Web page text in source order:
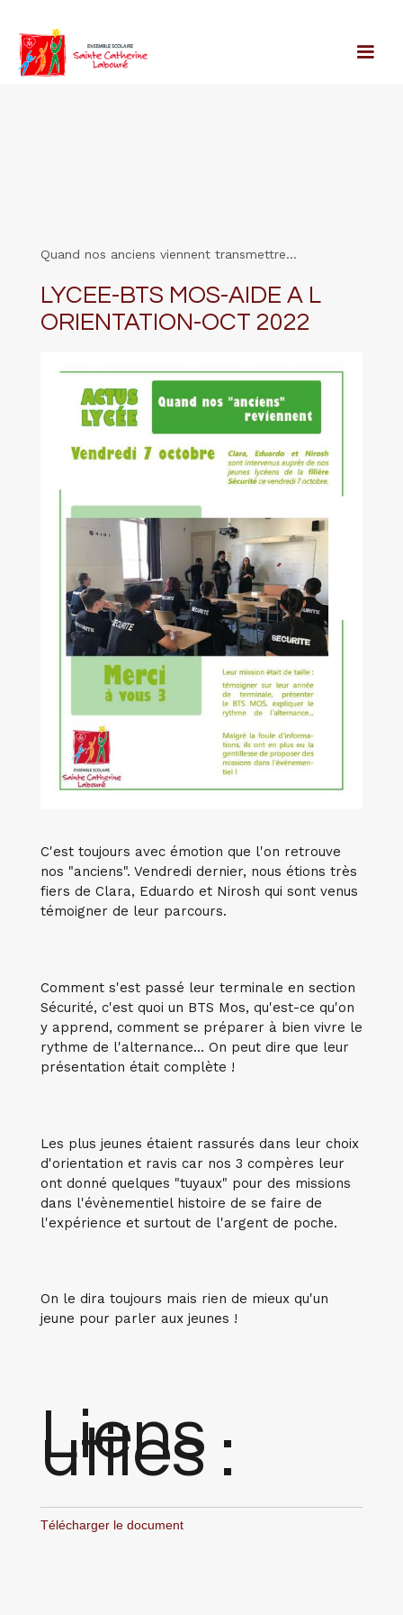
Quand nos anciens viennent transmettre...
LYCEE-BTS MOS-AIDE A L
ORIENTATION-OCT 2022
C'est toujours avec émotion que l'on retrouve
nos "anciens". Vendredi dernier, nous étions très
fiers de Clara, Eduardo et Nirosh qui sont venus
témoigner de leur parcours.
Comment s'est passé leur terminale en section
Sécurité, c'est quoi un BTS Mos, qu'est-ce qu'on
y apprend, comment se préparer à bien vivre le
rythme de l'alternance... On peut dire que leur
présentation était complète !
Les plus jeunes étaient rassurés dans leur choix
d'orientation et ravis car nos 3 compères leur
ont donné quelques "tuyaux" pour des missions
dans l'évènementiel histoire de se faire de
l'expérience et surtout de l'argent de poche.
On le dira toujours mais rien de mieux qu'un
jeune pour parler aux jeunes !
Liens
utiles :
Télécharger le document